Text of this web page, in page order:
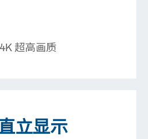
立显示